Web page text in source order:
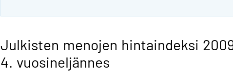
Julkisten menojen hintaindeksi
4. vuosineljännes